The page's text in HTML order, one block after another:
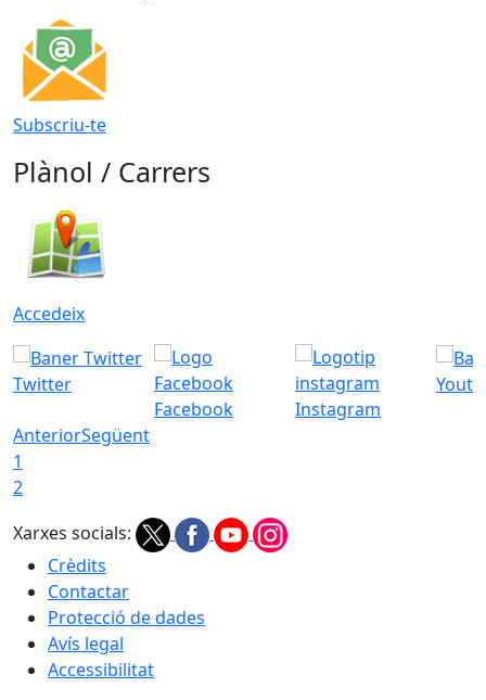
Subscriu-te
Plànol / Carrers
Accedeix
Twitter
Facebook
Instagram
AnteriorSegüent
1
2
Xarxes socials:
Crèdits
Contactar
Protecció de dades
Avís legal
Accessibilitat